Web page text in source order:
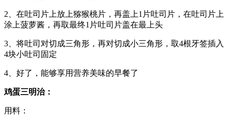
2、在吐司片上放上猕猴桃片，再盖上1片吐司片，在吐司片上
涂上菠萝酱，再取最终1片吐司片盖在最上头
3、将吐司对切成三角形，再对切成小三角形，取4根牙签插入
4块小吐司固定
4、好了，能够享用营养美味的早餐了
鸡蛋三明治：
用料：